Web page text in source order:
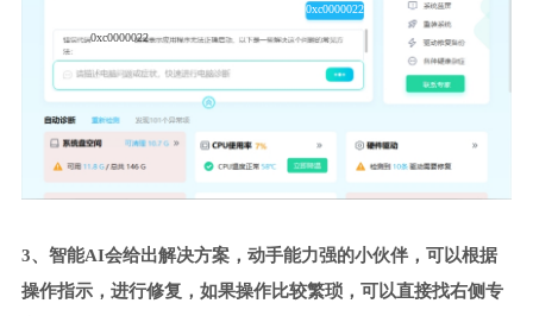
0xc0000022
0xc0000022
3、智能AI会给出解决方案，动手能力强的小伙伴，可以根据
操作指示，进行修复，如果操作比较繁琐，可以直接找右侧专